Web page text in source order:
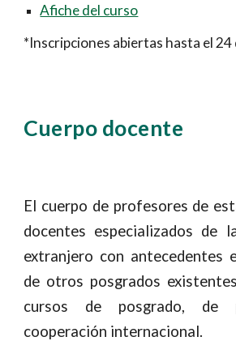
Afiche del curso
*Inscripciones abiertas hasta el 24
Cuerpo docente
El cuerpo de profesores de
docentes especializados de
extranjero con antecedentes
de otros posgrados
cursos de posgrado, de
cooperación internacional.